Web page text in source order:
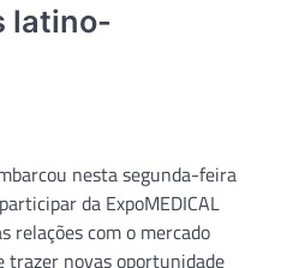
latino-
nesta segunda-feira
da ExpoMEDICAL
com o mercado
trazer novas oportunidade